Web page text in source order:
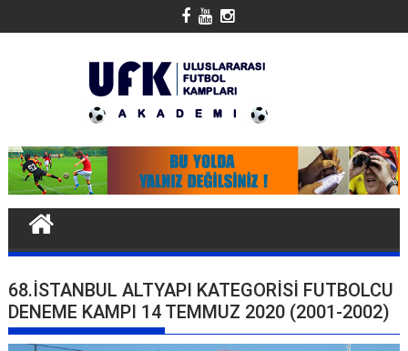
68.İSTANBUL ALTYAPI KATEGORISI FUTBOLCU
DENEME KAMPI 14 TEMMUZ 2020 (2001-2002)